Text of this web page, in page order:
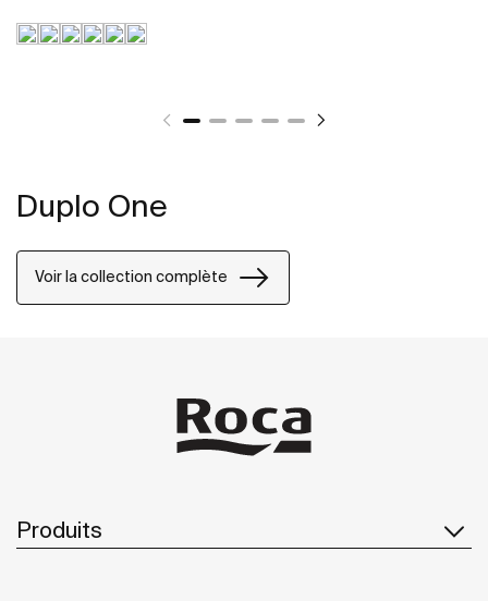
Duplo One
Voir la collection complète
Produits